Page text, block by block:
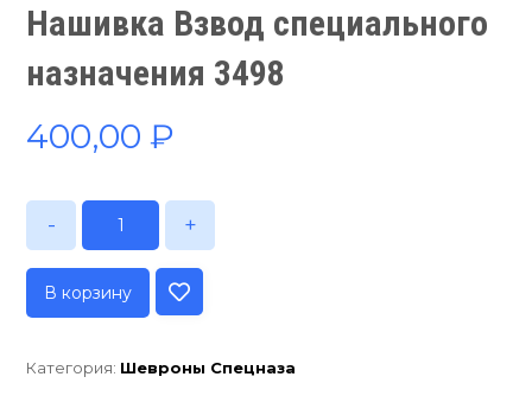
Нашивка Взвод специального
назначения 3498
400,00₽
- +
В корзину
Категория: Шевроны Спецназа